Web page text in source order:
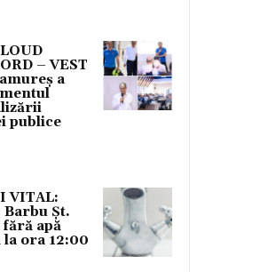
– VEST
a
publice
VITAL:
Șt.
apă
la ora 12:00